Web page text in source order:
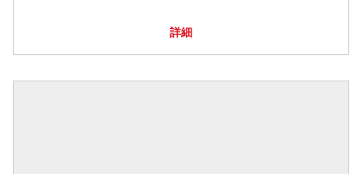
詳細